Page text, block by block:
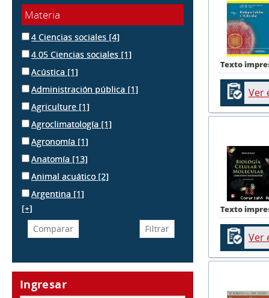
Materia
4 Ciencias sociales [4]
4.05 Ciencias sociales [1]
Acústica [1]
Administración pública [1]
Agriculture [1]
Agroclimatología [1]
Agronomía [1]
Anatomía [13]
Animal acuático [2]
Argentina [1]
[+]
Ingresar
Texto
Ver
Texto
Ver